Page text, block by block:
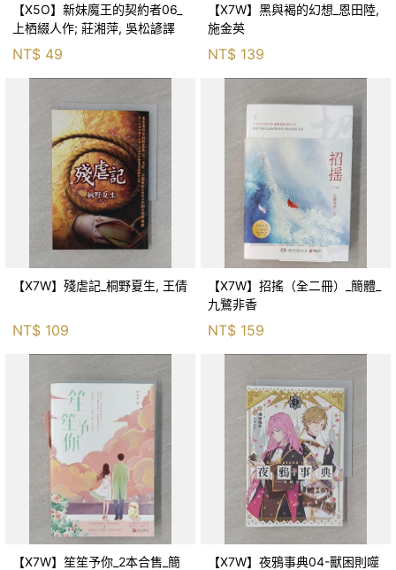
【X5O】新妹魔王的契約者06_
上栖綴人作; 莊湘萍, 吳松諺譯
NT$ 49
【X7W】黑與褐的幻想_恩田陸,
施金英
NT$ 139
【X7W】殘虐記_桐野夏生, 王倩
NT$ 109
【X7W】招搖（全二冊）_簡體_
九鷺非香
NT$ 159
【X7W】笙笙予你_2本合售_簡
【X7W】夜鴉事典04-獸困則噬